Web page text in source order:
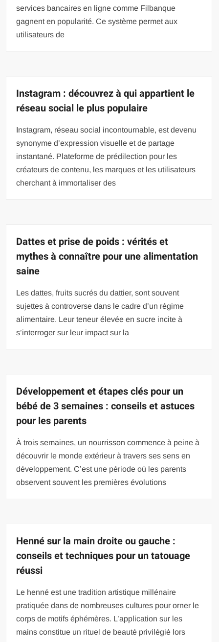
services bancaires en ligne comme Filbanque
gagnent en popularité. Ce système permet aux
utilisateurs de
Instagram : découvrez à qui appartient le
réseau social le plus populaire
Instagram, réseau social incontournable, est devenu
synonyme d’expression visuelle et de partage
instantané. Plateforme de prédilection pour les
créateurs de contenu, les marques et les utilisateurs
cherchant à immortaliser des
Dattes et prise de poids : vérités et
mythes à connaître pour une alimentation
saine
Les dattes, fruits sucrés du dattier, sont souvent
sujettes à controverse dans le cadre d’un régime
alimentaire. Leur teneur élevée en sucre incite à
s’interroger sur leur impact sur la
Développement et étapes clés pour un
bébé de 3 semaines : conseils et astuces
pour les parents
À trois semaines, un nourrisson commence à peine à
découvrir le monde extérieur à travers ses sens en
développement. C’est une période où les parents
observent souvent les premières évolutions
Henné sur la main droite ou gauche :
conseils et techniques pour un tatouage
réussi
Le henné est une tradition artistique millénaire
pratiquée dans de nombreuses cultures pour orner le
corps de motifs éphémères. L’application sur les
mains constitue un rituel de beauté privilégié lors